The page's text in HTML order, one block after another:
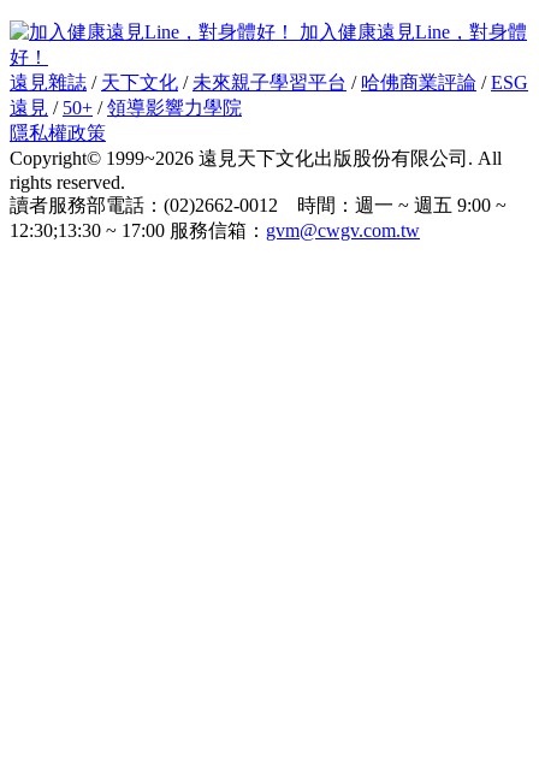
加入健康遠見Line，對身體
好！
遠見雜誌 / 天下文化 / 未來親子學習平台 / 哈佛商業評論 /ESG
遠見 / 50+ /領導影響力學院
隱私權政策
Copyright© 1999~2026 遠見天下文化出版股份有限公司. All
rights reserved.
讀者服務部電話：(02)2662-0012 時間：週一 ~ 週五 9:00 ~
12:30;13:30 ~ 17:00 服務信箱： gvm@cwgv.com.tw